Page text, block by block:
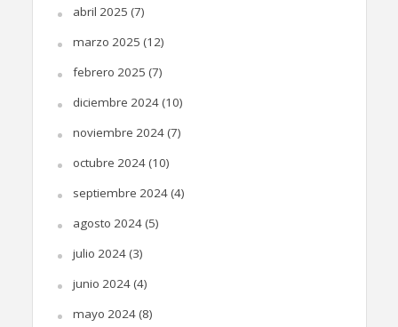
abril 2025 (7)
marzo 2025 (12)
febrero 2025 (7)
diciembre 2024(10)
noviembre 2024(7)
octubre 2024(10)
septiembre 2024(4)
agosto 2024(5)
julio 2024(3)
junio 2024(4)
mayo 2024(8)